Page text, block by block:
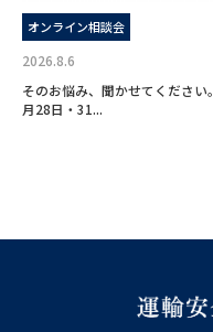
オンライン相談会
2026.8.6
そのお悩み、聞かせてください
月28日・31...